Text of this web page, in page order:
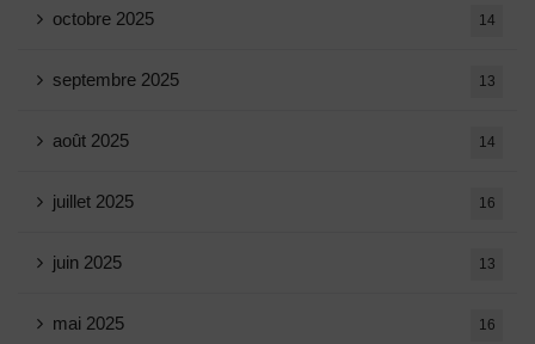
octobre 2025 14
septembre 2025 13
août 2025 14
juillet 2025 16
juin 2025 13
mai 2025 16